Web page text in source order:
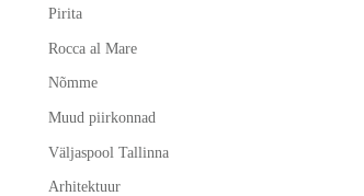
Pirita
Rocca al Mare
Nõmme
Muud piirkonnad
Väljaspool Tallinna
Arhitektuur